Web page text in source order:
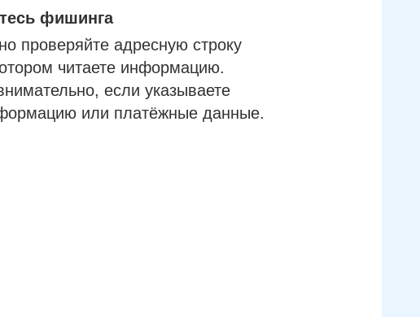
фишинга
проверяйте адресную строку
читаете информацию.
если указываете
или платёжные данные.